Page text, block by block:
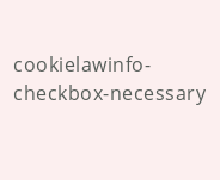
cookielawinfo-
checkbox-necessary